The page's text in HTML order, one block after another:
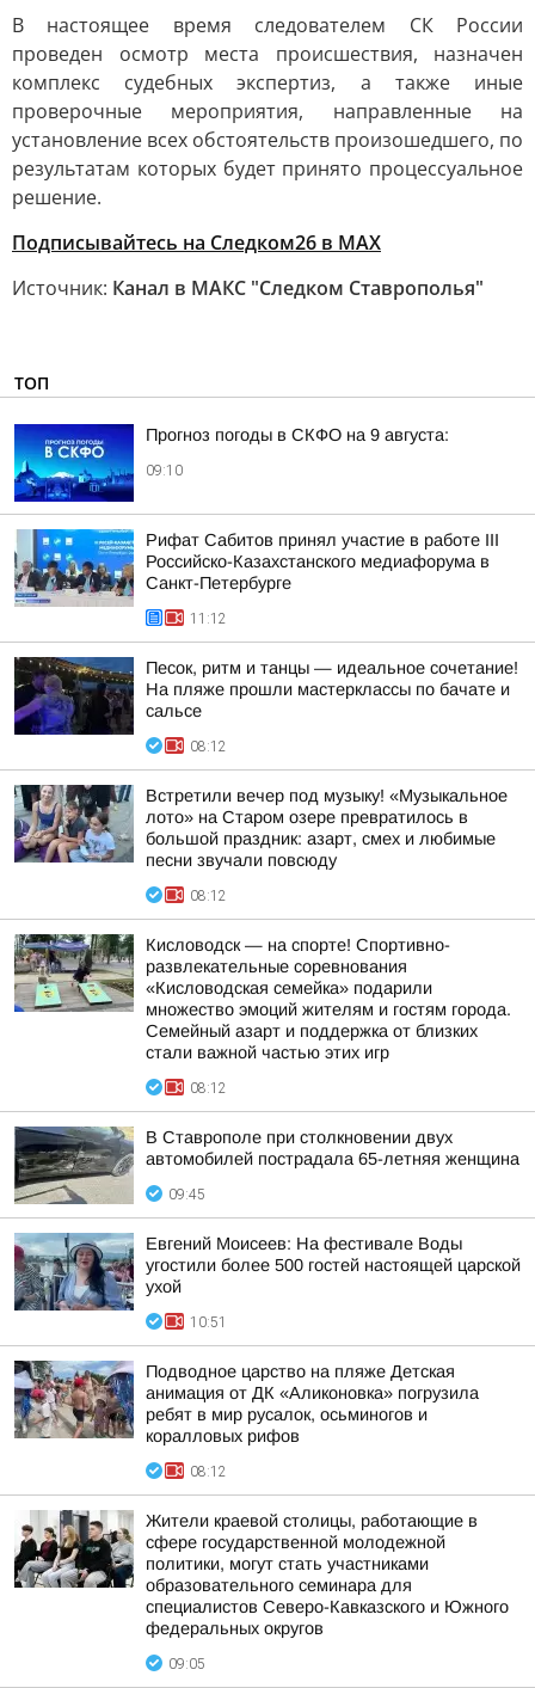
В настоящее время следователем СК России
проведен осмотр места происшествия, назначен
комплекс судебных экспертиз, а также иные
проверочные мероприятия, направленные на
установление всех обстоятельств произошедшего, по
результатам которых будет принято процессуальное
решение.
Подписывайтесь на Следком26 в МАХ
Источник: Канал в МАКС "Следком Ставрополья"
ТОП
Прогноз погоды в СКФО на 9 августа:
09:10
Рифат Сабитов принял участие в работе III
Российско-Казахстанского медиафорума в
Санкт-Петербурге
11:12
Песок, ритм и танцы — идеальное сочетание!
На пляже прошли мастерклассы по бачате и
сальсе
08:12
Встретили вечер под музыку! «Музыкальное
лото» на Старом озере превратилось в
большой праздник: азарт, смех и любимые
песни звучали повсюду
08:12
Кисловодск — на спорте! Спортивно-
развлекательные соревнования
«Кисловодская семейка» подарили
множество эмоций жителям и гостям города.
Семейный азарт и поддержка от близких
стали важной частью этих игр
08:12
В Ставрополе при столкновении двух
автомобилей пострадала 65-летняя женщина
09:45
Евгений Моисеев: На фестивале Воды
угостили более 500 гостей настоящей царской
ухой
10:51
Подводное царство на пляже Детская
анимация от ДК «Аликоновка» погрузила
ребят в мир русалок, осьминогов и
коралловых рифов
08:12
Жители краевой столицы, работающие в
сфере государственной молодежной
политики, могут стать участниками
образовательного семинара для
специалистов Северо-Кавказского и Южного
федеральных округов
09:05